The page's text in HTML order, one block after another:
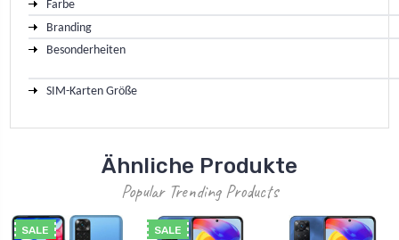
Farbe
Branding
Besonderheiten
SIM-Karten Größe
Ähnliche Produkte
Popular Trending Products
SALE SALE